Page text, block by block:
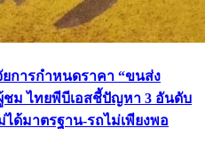
การกำหนดราคา “ขนส่ง
ชม ไทยพีบีเอสชี้ปัญหา 3 อันดับ
ด้มาตรฐาน-รถไม่เพียงพอ